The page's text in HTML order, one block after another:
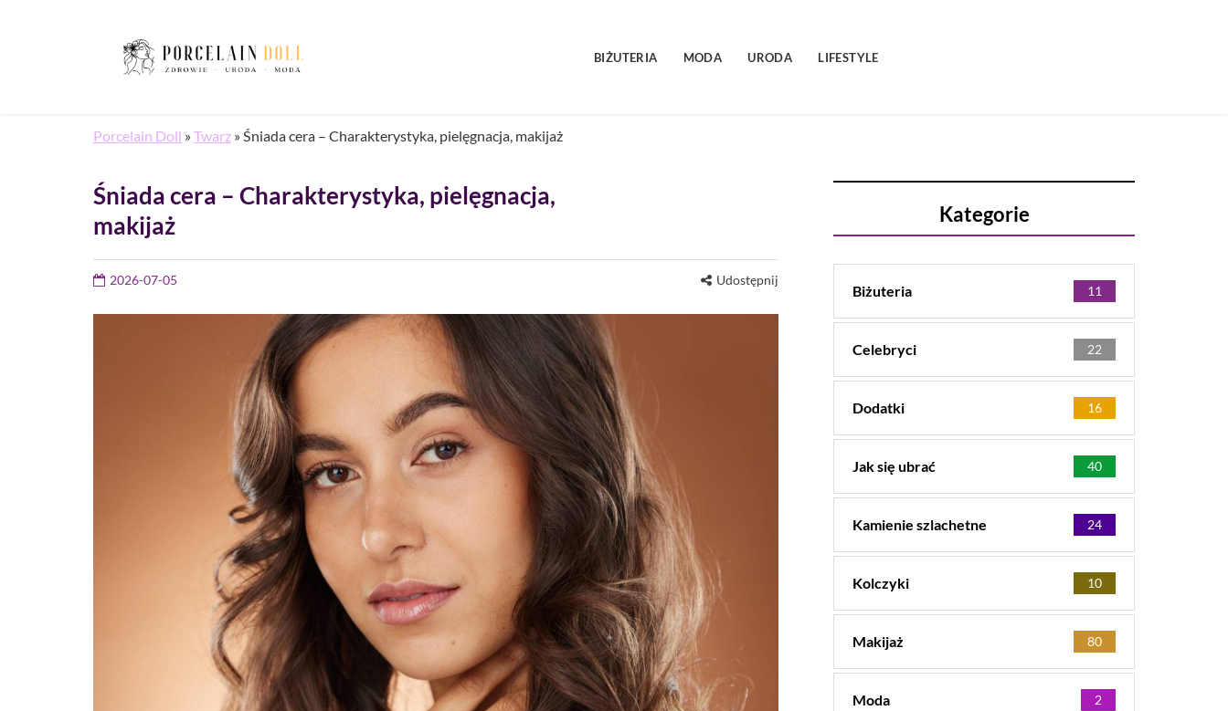
BIŻUTERIA MODA URODA LIFESTYLE
Porcelain Doll »Twarz »Śniada cera – Charakterystyka, pielęgnacja, makijaż
Śniada cera – Charakterystyka, pielęgnacja,
makijaż
2026-07-05 Udostępnij
Kategorie
Biżuteria 11
Celebryci 22
Dodatki 16
Jak się ubrać 40
Kamienie szlachetne 24
Kolczyki 10
Makijaż 80
Moda 2